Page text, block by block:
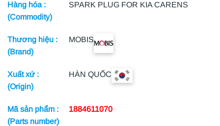
Hàng hóa :
(Commodity)
SPARK PLUG FOR KIA CARENS
Thương hiệu :
(Brand)
MOBIS
Xuất xứ :
(Origin)
HÀN QUỐC
Mã sản phẩm :
(Parts number)
1884611070